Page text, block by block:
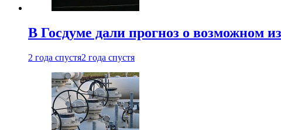
В Госдуме дали прогноз о возможном
2 года спустя2 года спустя